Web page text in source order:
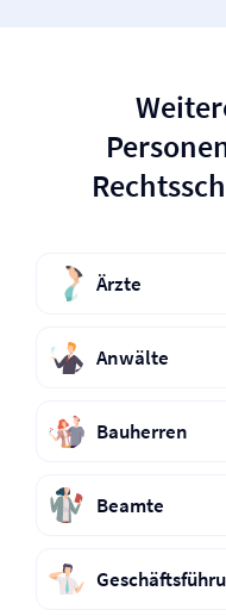
Ärzte
Anwälte
Bauherren
Beamte